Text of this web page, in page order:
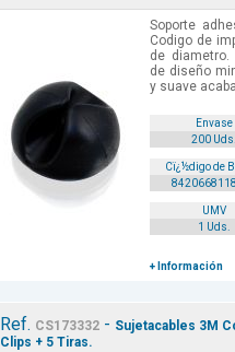
Soporte
Codigo de
de diametro.
de diseño
y suave
Envase
200
Cï¿½digo de
UMV
1 Uds.
+ Información
Ref. CS173332 - Sujetacables 3M
Clips + 5 Tiras.